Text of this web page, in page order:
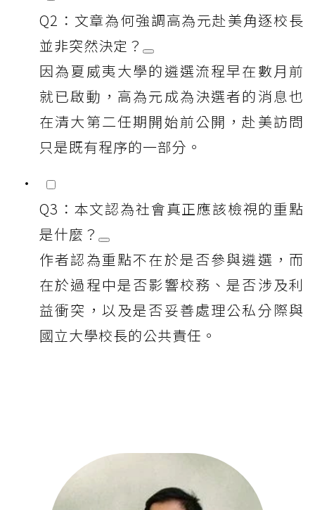
Q2：文章為何強調高為元赴美角逐校長
並非突然決定？
因為夏威夷大學的遴選流程早在數月前
就已啟動，高為元成為決選者的消息也
在清大第二任期開始前公開，赴美訪問
只是既有程序的一部分。
Q3：本文認為社會真正應該檢視的重點
是什麼？
作者認為重點不在於是否參與遴選，而
在於過程中是否影響校務、是否涉及利
益衝突，以及是否妥善處理公私分際與
國立大學校長的公共責任。